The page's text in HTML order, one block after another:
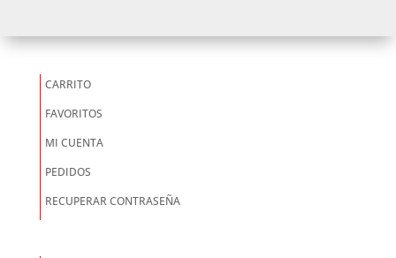
CARRITO
FAVORITOS
MI CUENTA
PEDIDOS
RECUPERAR CONTRASEÑA